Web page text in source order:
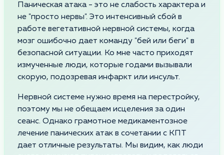
Паническая атака - это не слабость характера и
не "просто нервы". Это интенсивный сбой в
работе вегетативной нервной системы, когда
мозг ошибочно дает команду "бей или беги" в
безопасной ситуации. Ко мне часто приходят
измученные люди, которые годами вызывали
скорую, подозревая инфаркт или инсульт.
Нервной системе нужно время на перестройку,
поэтому мы не обещаем исцеления за один
сеанс. Однако грамотное медикаментозное
лечение панических атак в сочетании с КПТ
дает отличные результаты. Мы видим, как люди